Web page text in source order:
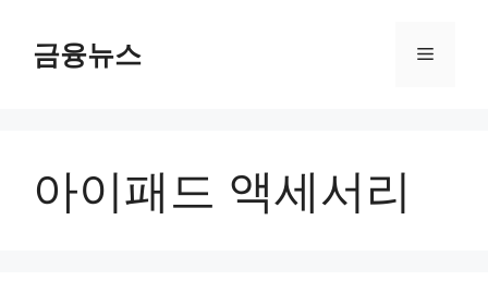
금융뉴스 메
아이패드 액세서리